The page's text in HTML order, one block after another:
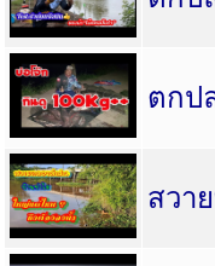
ตกป
สวา